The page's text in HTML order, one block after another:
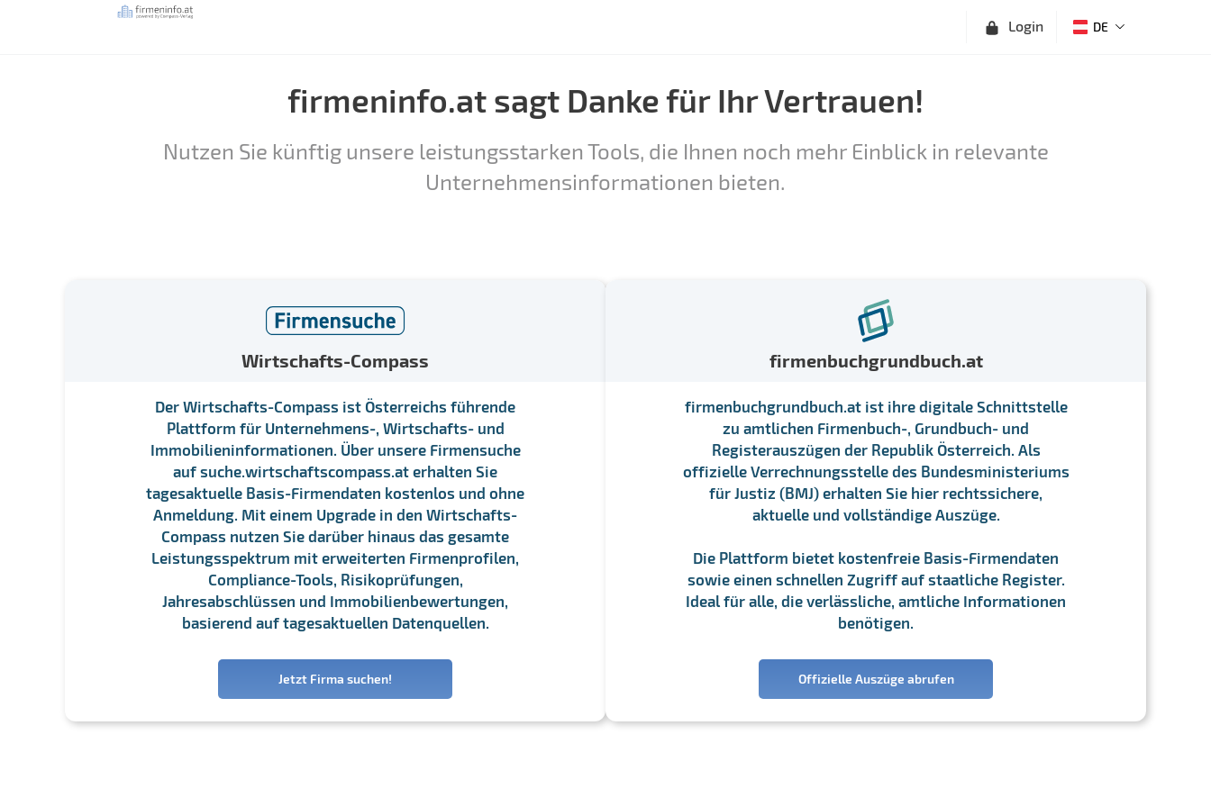
Login DE
firmeninfo.at sagt Danke für Ihr Vertrauen!
Nutzen Sie künftig unsere leistungsstarken Tools, die Ihnen noch mehr Einblick in relevante
Unternehmensinformationen bieten.
Wirtschafts-Compass
Der Wirtschafts-Compass ist Österreichs führende
Plattform für Unternehmens-, Wirtschafts- und
Immobilieninformationen. Über unsere Firmensuche
auf suche.wirtschaftscompass.at erhalten Sie
tagesaktuelle Basis-Firmendaten kostenlos und ohne
Anmeldung. Mit einem Upgrade in den Wirtschafts-
Compass nutzen Sie darüber hinaus das gesamte
Leistungsspektrum mit erweiterten Firmenprofilen,
Compliance-Tools, Risikoprüfungen,
Jahresabschlüssen und Immobilienbewertungen,
basierend auf tagesaktuellen Datenquellen.
Jetzt Firma suchen!
firmenbuchgrundbuch.at
firmenbuchgrundbuch.at ist ihre digitale Schnittstelle
zu amtlichen Firmenbuch-, Grundbuch- und
Registerauszügen der Republik Österreich. Als
offizielle Verrechnungsstelle des Bundesministeriums
für Justiz (BMJ) erhalten Sie hier rechtssichere,
aktuelle und vollständige Auszüge.
Die Plattform bietet kostenfreie Basis-Firmendaten
sowie einen schnellen Zugriff auf staatliche Register.
Ideal für alle, die verlässliche, amtliche Informationen
benötigen.
Offizielle Auszüge abrufen